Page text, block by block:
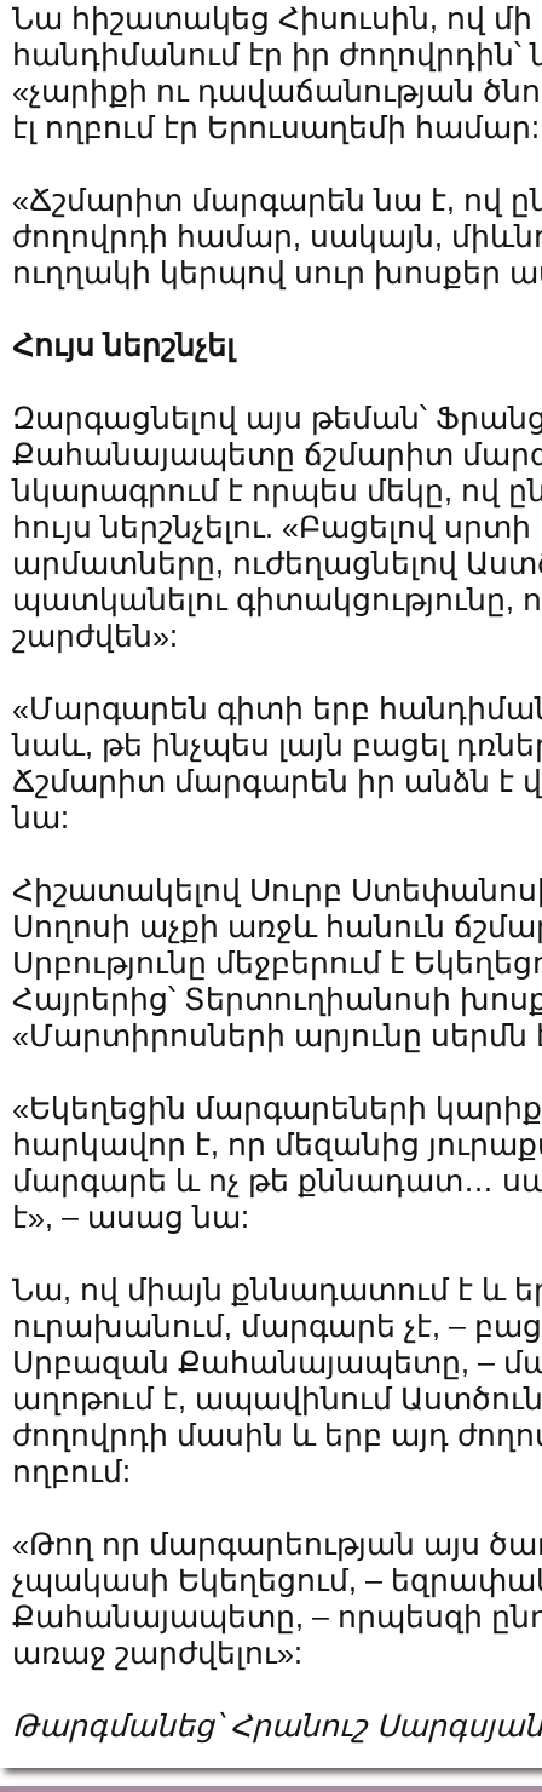
Նա հիշատակեց Հիսուսին, ով
հանդիմանում էր իր
«չարիքի ու դավաճանության
էլ ողբում էր Երուսաղեմի համար:
«Ճշմարիտ մարգարեն նա է, ով
ժողովրդի համար, սակայն,
ուղղակի կերպով սուր խոսքեր
Հույս ներշնչել
Զարգացնելով այս թեման՝
Քահանայապետը ճշմարիտ
նկարագրում է որպես մեկը, ով
հույս ներշնչելու. «Բացելով
արմատները, ուժեղացնելով
պատկանելու գիտակցությունը,
շարժվեն»:
«Մարգարեն գիտի երբ
նաև, թե ինչպես լայն բացել
Ճշմարիտ մարգարեն իր անձն է
նա:
Հիշատակելով Սուրբ
Սողոսի աչքի առջև հանուն
Սրբությունը մեջբերում է
Հայրերից՝ Տերտուղիանոսի
«Մարտիրոսների արյունը սերմն
«Եկեղեցին մարգարեների կարիք
հարկավոր է, որ մեզանից
մարգարե և ոչ թե քննադատ… սա
է», – ասաց նա:
Նա, ով միայն քննադատում է և
ուրախանում, մարգարե չէ, –
Սրբազան Քահանայապետը, –
աղոթում է, ապավինում
ժողովրդի մասին և երբ այդ
ողբում:
«Թող որ մարգարեության այս
չպակասի Եկեղեցում, –
Քահանայապետը, – որպեսզի
առաջ շարժվելու»:
Թարգմանեց՝ Հրանուշ